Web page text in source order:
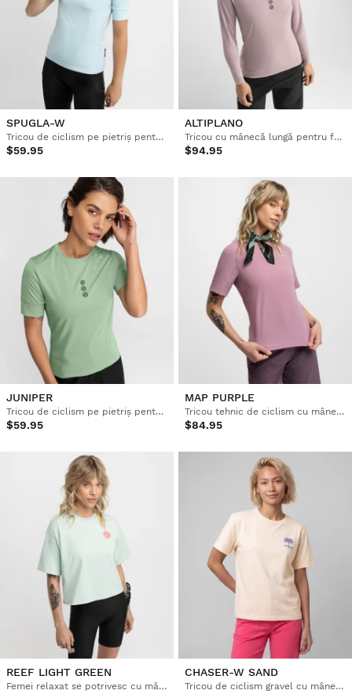
SPUGLA-W
Tricou de ciclism pe pietriș pentru femei
$59.95
ALTIPLANO
Tricou cu mânecă lungă pentru femei cu ciclism pe pietriș
$94.95
JUNIPER
Tricou de ciclism pe pietriș pentru femei
$59.95
MAP PURPLE
Tricou tehnic de ciclism cu mânecă scurtă pentru femei
$84.95
REEF LIGHT GREEN
Femei relaxat se potrivesc cu mânecă scurtă bikepacking T-shirt
CHASER-W SAND
Tricou de ciclism gravel cu mânecă scurtă din bumbac pentru femei